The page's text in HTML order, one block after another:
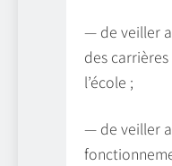
— de veiller
des
l’école ;
— de veiller